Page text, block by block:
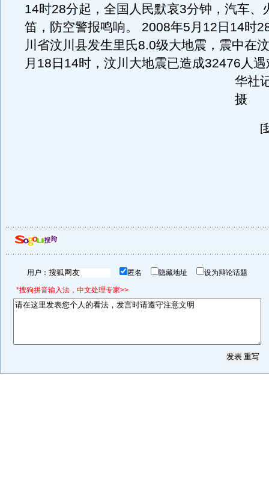
14时28分起，全国人民默哀3分钟，汽车、
笛，防空警报鸣响。 2008年5月12日14时
川省汶川县发生里氏8.0级大地震，震中在
月18日14时，汶川大地震已造成32476人遇
华社
摄
[
用户： 匿名 隐藏地址 设为辩论话题
*搜狗拼音输入法，中文处理专家>>